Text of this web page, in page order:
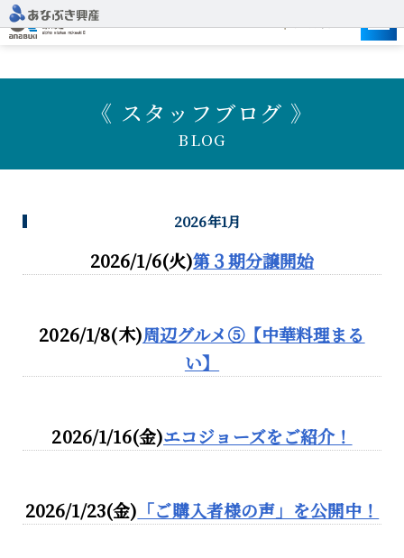
《 スタッフブログ 》
BLOG
2026年1月
2026/1/6(火)第３期分譲開始
2026/1/8(木)周辺グルメ⑤【中華料理まる
い】
2026/1/16(金)エコジョーズをご紹介！
2026/1/23(金) 「ご購入者様の声」を公開中！